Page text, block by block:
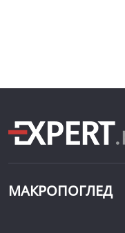
МАКРОПОГЛЕД